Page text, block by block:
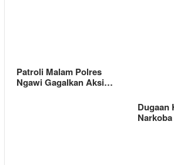
Patroli Malam Polres
Ngawi Gagalkan Aksi…
Dugaan